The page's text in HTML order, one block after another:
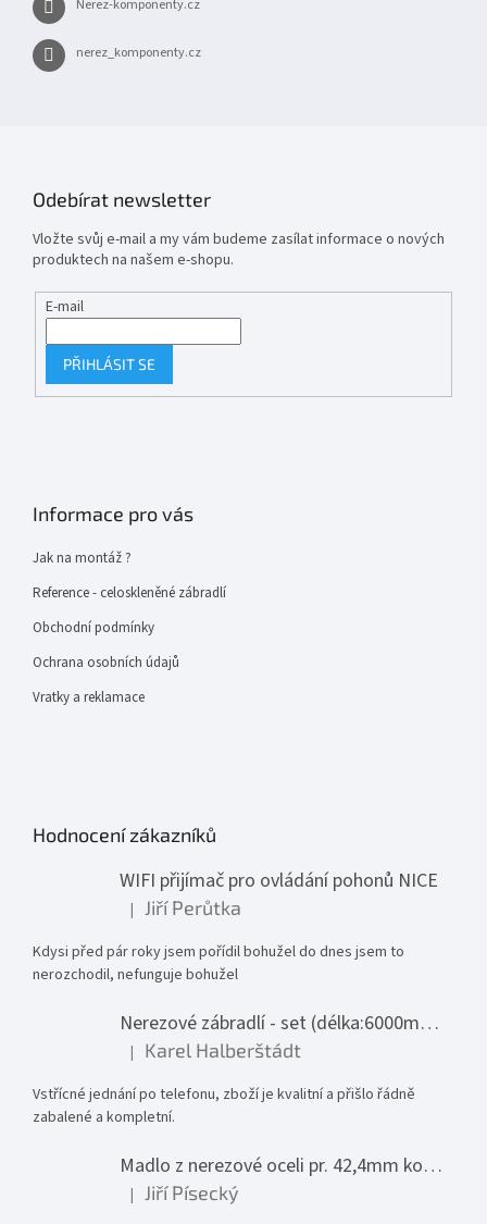
Nerez-komponenty.cz
nerez_komponenty.cz
Odebírat newsletter
Vložte svůj e-mail a my vám budeme zasílat informace o nových
produktech na našem e-shopu.
E-mail
PŘIHLÁSIT SE
Informace pro vás
Jak na montáž ?
Reference - celoskleněné zábradlí
Obchodní podmínky
Ochrana osobních údajů
Vratky a reklamace
Hodnocení zákazníků
WIFI přijímač pro ovládání pohonů NICE
Hodnocení produktu je 1 z 5 hvězdiček.
| Jiří Perůtka
Kdysi před pár roky jsem pořídil bohužel do dnes jsem to
nerozchodil, nefunguje bohužel
Nerezové zábradlí - set (délka:6000mm x výška:1000mm)
Hodnocení produktu je 5 z 5 hvězdiček.
| Karel Halberštádt
Vstřícné jednání po telefonu, zboží je kvalitní a přišlo řádně
zabalené a kompletní.
Madlo z nerezové oceli pr. 42,4mm komplet - model 0116 - 3000mm
Hodnocení produktu je 5 z 5 hvězdiček.
| Jiří Písecký